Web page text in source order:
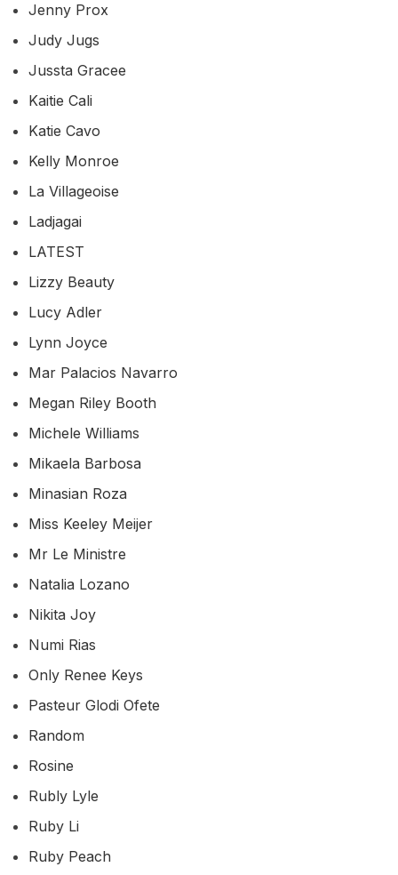
Jenny Prox
Judy Jugs
Jussta Gracee
Kaitie Cali
Katie Cavo
Kelly Monroe
La Villageoise
Ladjagai
LATEST
Lizzy Beauty
Lucy Adler
Lynn Joyce
Mar Palacios Navarro
Megan Riley Booth
Michele Williams
Mikaela Barbosa
Minasian Roza
Miss Keeley Meijer
Mr Le Ministre
Natalia Lozano
Nikita Joy
Numi Rias
Only Renee Keys
Pasteur Glodi Ofete
Random
Rosine
Rubly Lyle
Ruby Li
Ruby Peach